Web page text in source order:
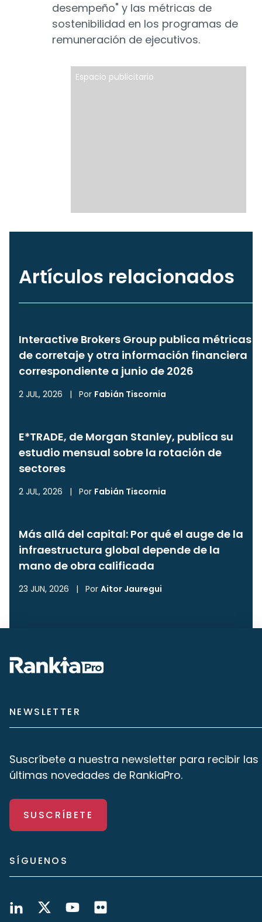
desempeño" y las métricas de
sostenibilidad en los programas de
remuneración de ejecutivos.
Espacio publicitario
Artículos relacionados
Interactive Brokers Group publica métricas
de corretaje y otra información financiera
correspondiente a junio de 2026
2 JUL, 2026 | Por Fabián Tiscornia
E*TRADE, de Morgan Stanley, publica su
estudio mensual sobre la rotación de
sectores
2 JUL, 2026 | Por Fabián Tiscornia
Más allá del capital: Por qué el auge de la
infraestructura global depende de la
mano de obra calificada
23 JUN, 2026 | Por Aitor Jauregui
NEWSLETTER
Suscríbete a nuestra newsletter para recibir las
últimas novedades de RankiaPro.
SUSCRÍBETE
SÍGUENOS